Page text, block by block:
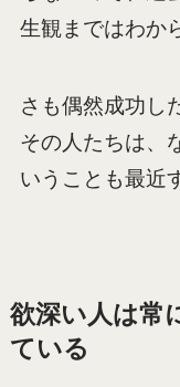
生観まではわか
さも偶然成功し
その人たちは、
いうことも最近
欲深い人は常
ている